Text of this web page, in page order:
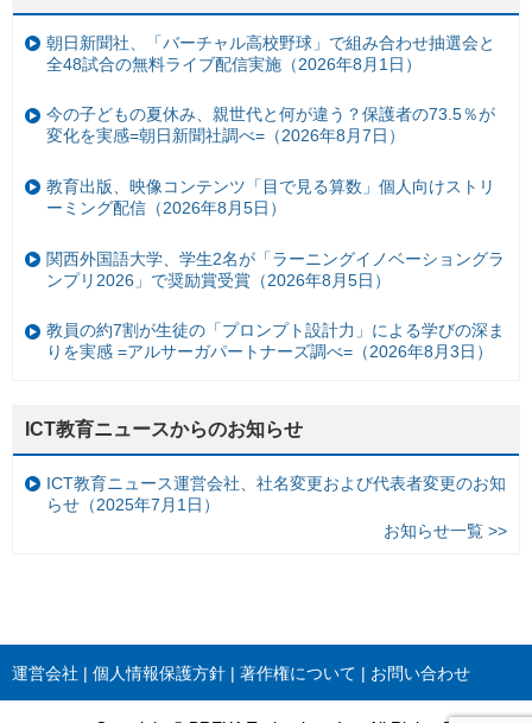
朝日新聞社、「バーチャル高校野球」で組み合わせ抽選会と
全48試合の無料ライブ配信実施（2026年8月1日）
今の子どもの夏休み、親世代と何が違う？保護者の73.5％が
変化を実感=朝日新聞社調べ=（2026年8月7日）
教育出版、映像コンテンツ「目で見る算数」個人向けストリ
ーミング配信（2026年8月5日）
関西外国語大学、学生2名が「ラーニングイノベーショングラ
ンプリ2026」で奨励賞受賞（2026年8月5日）
教員の約7割が生徒の「プロンプト設計力」による学びの深ま
りを実感 =アルサーガパートナーズ調べ=（2026年8月3日）
ICT教育ニュースからのお知らせ
ICT教育ニュース運営会社、社名変更および代表者変更のお知
らせ（2025年7月1日）
お知らせ一覧 >>
運営会社 個人情報保護方針 著作権について お問い合わせ